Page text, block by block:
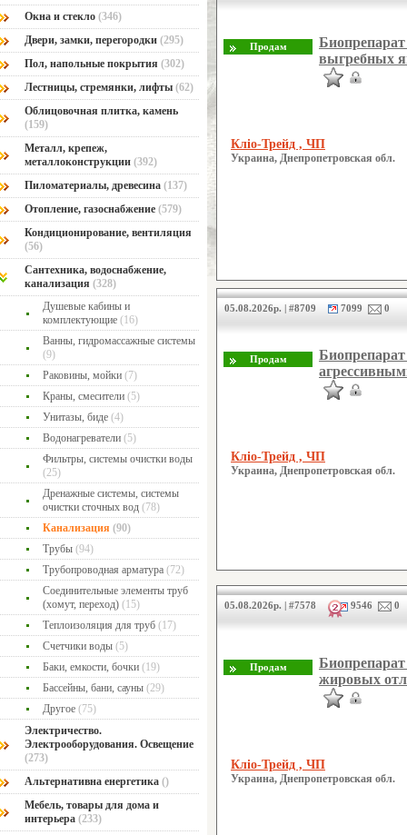
Окна и стекло (346)
Двери, замки, перегородки (295)
Пол, напольные покрытия (302)
Лестницы, стремянки, лифты (62)
Облицовочная плитка, камень
(159)
Металл, крепеж,
металлоконструкции (392)
Пиломатериалы, древесина (137)
Отопление, газоснабжение (579)
Кондиционирование, вентиляция
(56)
Сантехника, водоснабжение,
канализация (328)
Душевые кабины и
комплектующие (16)
Ванны, гидромассажные системы
(9)
Раковины, мойки (7)
Краны, смесители (5)
Унитазы, биде (4)
Водонагреватели (5)
Фильтры, системы очистки воды
(25)
Дренажные системы, системы
очистки сточных вод (78)
Канализация (90)
Трубы (94)
Трубопроводная арматура (72)
Соединительные элементы труб
(хомут, переход) (15)
Теплоизоляция для труб (17)
Счетчики воды (5)
Баки, емкости, бочки (19)
Бассейны, бани, сауны (29)
Другое (75)
Электричество.
Электрооборудования. Освещение
(273)
Альтернативна енергетика ()
Мебель, товары для дома и
интерьера (233)
выгребных
Кліо-Трейд , ЧП
Украина, Днепропетровская обл.
05.08.2026р. | #8709 7099 0
Кліо-Трейд , ЧП
Украина, Днепропетровская обл.
05.08.2026р. | #7578 9546 0
жировых
Кліо-Трейд , ЧП
Украина, Днепропетровская обл.